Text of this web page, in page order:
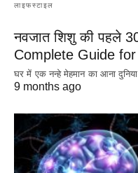
लाइफस्टाइल
नवजात शिशु की पहले
Complete Guide
घर में एक नन्हे मेहमान का आना
9 months ago